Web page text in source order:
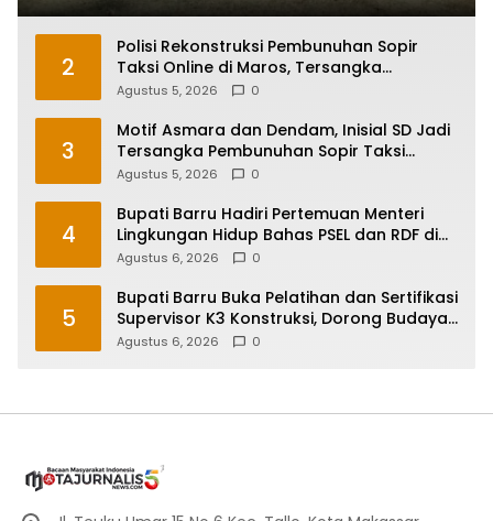
2
Polisi Rekonstruksi Pembunuhan Sopir
Taksi Online di Maros, Tersangka
Peragakan 24 Adegan
Agustus 5, 2026 0
3
Motif Asmara dan Dendam, Inisial SD Jadi
Tersangka Pembunuhan Sopir Taksi
Online di Maros
Agustus 5, 2026 0
4
Bupati Barru Hadiri Pertemuan Menteri
Lingkungan Hidup Bahas PSEL dan RDF di
Sulsel
Agustus 6, 2026 0
5
Bupati Barru Buka Pelatihan dan Sertifikasi
Supervisor K3 Konstruksi, Dorong Budaya
Zero Accident
Agustus 6, 2026 0